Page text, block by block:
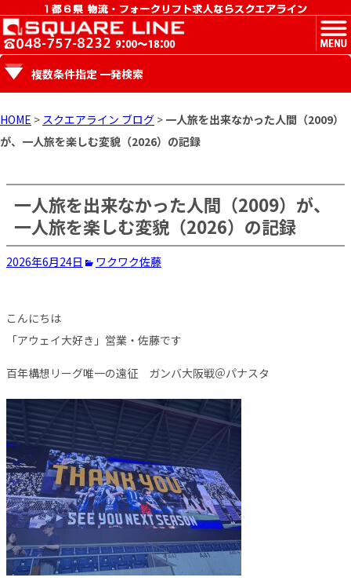
MENU
複数条件指定 一発検索
HOME > スクエアライン ブログ > 一人旅を出来なかった人間（2009）
が、一人旅を楽しむ変貌（2026）の記録
一人旅を出来なかった人間（2009）が、
一人旅を楽しむ変貌（2026）の記録
2026年6月24日 ワクワク佐藤
こんにちは
「アウェイ大好き」営業・佐藤です
百年構想リーグ唯一の遠征 ガンバ大阪戦＠パナスタ